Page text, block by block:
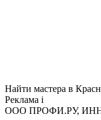
Найти мастера в
Реклама i
ООО ПРОФИ.РУ, ИНН